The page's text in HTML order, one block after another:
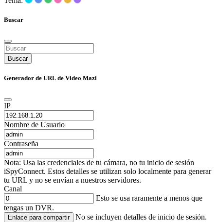
Buscar
Buscar
Generador de URL de Video Mazi
IP
Nombre de Usuario
Contraseña
Nota: Usa las credenciales de tu cámara, no tu inicio de sesión
iSpyConnect. Estos detalles se utilizan solo localmente para generar
tu URL y no se envían a nuestros servidores.
Canal
Esto se usa raramente a menos que
tengas un DVR.
Enlace para compartir No se incluyen detalles de inicio de sesión.